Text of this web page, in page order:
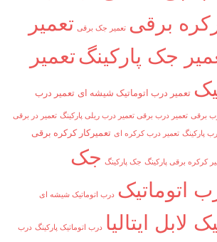
برقی تعمیر جک برقی
تعمیر
پارکینگتعمیر
درب اتوماتیک شیشه ای تعمیر درب
درب برقی تعمیر درب ریلی پارکینگ تعمیر در برقی
تعمیر درب کرکره ای تعمیرکار کرکره برقی
پارکینگ جک پارکینگ جک
درب اتوماتیک شیشه ای
ایتالیا درب اتوماتیک پارکینگ درب